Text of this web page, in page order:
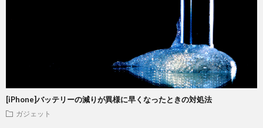
[iPhone]バッテリーの減りが異様に早くなったときの対処法
ガジェット